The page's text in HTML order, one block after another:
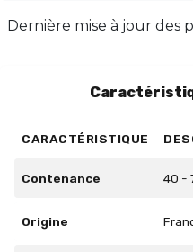
parfait avec un taux PG/
recherchent un goût
Dernière mise à jour des
CARACTÉRISTIQUE
Contenance 40 -
Origine